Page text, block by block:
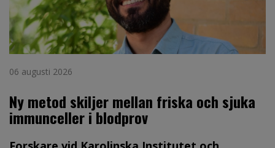
06 augusti 2026
Ny metod skiljer mellan friska och sjuka
immunceller i blodprov